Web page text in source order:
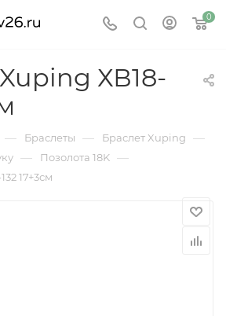
0
ХВ18-
— Браслеты — Браслет Xuping —
— Позолота 18K —
17+3см